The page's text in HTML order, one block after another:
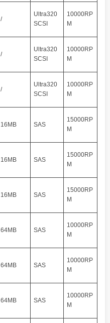
/
Ultra320
SCSI
10000RP
M
/
Ultra320
SCSI
10000RP
M
/
Ultra320
SCSI
10000RP
M
16MB SAS
15000RP
M
16MB SAS
15000RP
M
16MB SAS
15000RP
M
64MB SAS
10000RP
M
64MB SAS
10000RP
M
64MB SAS
10000RP
M